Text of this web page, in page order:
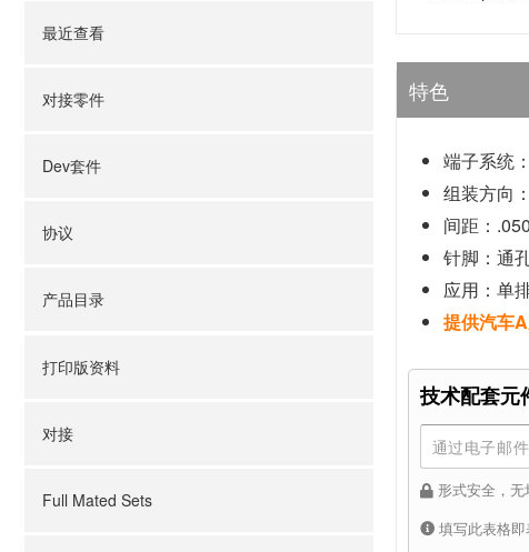
最近查看
对接零件
Dev套件
协议
产品目录
打印版资料
对接
Full Mated Sets
特色
端子系统
组装方向
间距：
针脚：通
应用：单
提供汽车
技术配套元
形式安全，无
填写此表格即